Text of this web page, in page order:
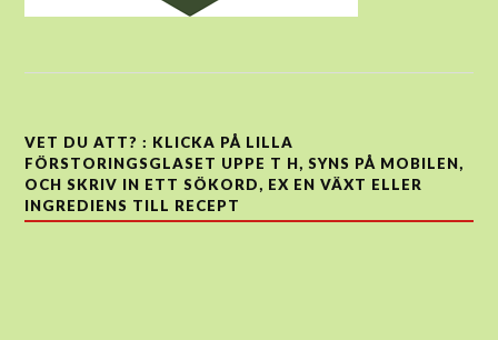
VET DU ATT? : KLICKA PÅ LILLA
FÖRSTORINGSGLASET UPPE T H, SYNS PÅ MOBILEN,
OCH SKRIV IN ETT SÖKORD, EX EN VÄXT ELLER
INGREDIENS TILL RECEPT